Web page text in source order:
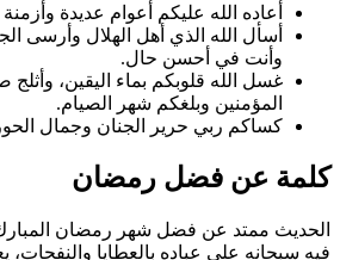
أعاده الله عليكم أعوام عديدة
أسأل الله الذي أهل الهلال وأرسى
وأنت في أحسن حال.
غسل الله قلوبكم بماء اليقين،
المؤمنين وبلغكم شهر الصيام.
كساكم ربي حرير الجنان وجمال
كلمة عن فضل رمضان
الحديث ممتد عن فضل شهر رمضان
فيه سبحانه على عباده بالعطايا